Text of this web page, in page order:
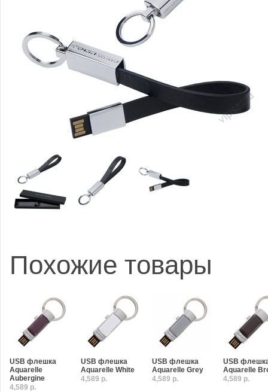
Похожие товары
USB флешка
Aquarelle
Aubergine
4,589 р.
USB флешка
Aquarelle White
4,589 р.
USB флешка
Aquarelle Grey
4,589 р.
USB
Aquarelle
4,589 р.